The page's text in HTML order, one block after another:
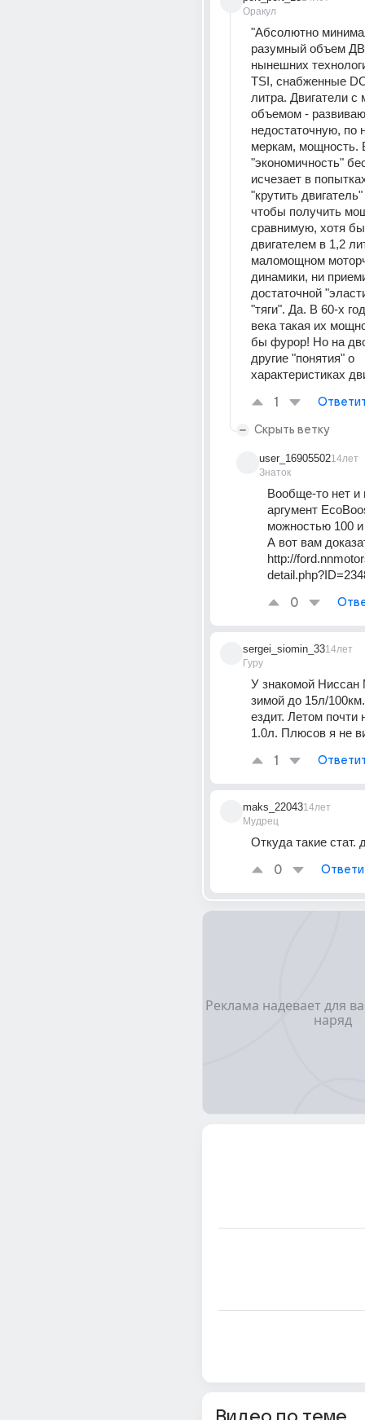
Оракул
"Абсолютно
разумный объем
нынешних
TSI, снабженные
литра. Двигатели
объемом -
недостаточную, по
меркам, мощность.
"экономичность"
исчезает в
"крутить
чтобы получить
сравнимую, хотя
двигателем в 1,2
маломощном
динамики, ни
достаточной
"тяги". Да. В 60-х
века такая их
бы фурор! Но на
другие "понятия" о
характеристиках
1
Скрыть ветку
user_16905502
Знаток
14лет
Вообще-то нет и
аргумент
можностью 100
А вот вам
http://
0
sergei_siomin_33
Гуру
14лет
У знакомой Ниссан
зимой до 15л/
ездит. Летом почти
1.0л. Плюсов я не
1
maks_22043
Мудрец
14лет
Откуда такие стат.
0